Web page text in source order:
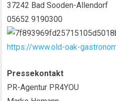
37242 Bad Sooden-Allendorf
05652 9190300
https://www.old-oak-
Pressekontakt
PR-Agentur PR4YOU